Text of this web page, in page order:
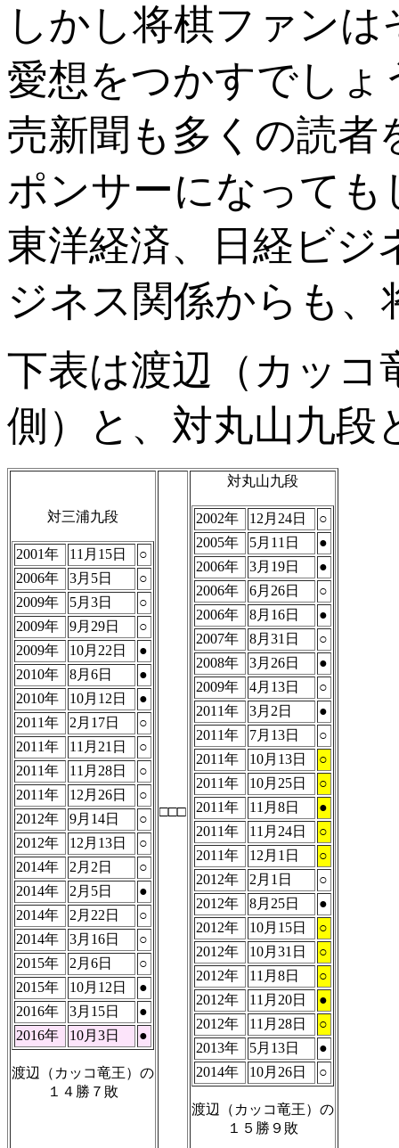
しかし将棋ファン
愛想をつかすでし
売新聞も多くの読者
ポンサーになって
東洋経済、日経ビジ
ジネス関係からも
下表は渡辺（カッコ
側）と、対丸山九段
対三浦九段
2001年 11月15日
○
2006年
3月5日
○
2009年
5月3日
○
2009年
9月29日
○
2009年
10月22日
●
2010年
8月6日
●
2010年
10月12日
●
2011年
2月17日
○
2011年
11月21日
○
2011年
11月28日
○
2011年
12月26日
○
2012年
9月14日
○
2012年
12月13日
○
2014年
2月2日
○
2014年
2月5日
●
2014年
2月22日
○
2014年
3月16日
○
2015年
2月6日
○
2015年
10月12日
●
2016年
3月15日
●
2016年
10月3日 ●
渡辺（カッコ竜王）の
１４勝７敗
□□□
対丸山九段
2002年 12月24日
○
2005年
5月11日
●
2006年
3月19日
●
2006年
6月26日
○
2006年
8月16日
●
2007年
8月31日
○
2008年
3月26日
●
2009年
4月13日
○
2011年
3月2日
●
2011年
7月13日
○
2011年
10月13日
○
2011年
10月25日
○
2011年
11月8日
●
2011年
11月24日
○
2011年
12月1日
○
2012年
2月1日
○
2012年
8月25日
●
2012年
10月15日
○
2012年
10月31日
○
2012年
11月8日
○
2012年
11月20日
●
2012年
11月28日
○
2013年
5月13日
●
2014年
10月26日 ○
渡辺（カッコ竜王）の
１５勝９敗